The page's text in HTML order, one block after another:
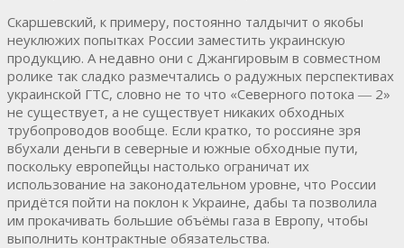
Скаршевский, к примеру, постоянно талдычит о якобы
неуклюжих попытках России заместить украинскую
продукцию. А недавно они с Джангировым в совместном
ролике так сладко размечтались о радужных перспективах
украинской ГТС, словно не то что «Северного потока ― 2»
не существует, а не существует никаких обходных
трубопроводов вообще. Если кратко, то россияне зря
вбухали деньги в северные и южные обходные пути,
поскольку европейцы настолько ограничат их
использование на законодательном уровне, что России
придётся пойти на поклон к Украине, дабы та позволила
им прокачивать большие объёмы газа в Европу, чтобы
выполнить контрактные обязательства.